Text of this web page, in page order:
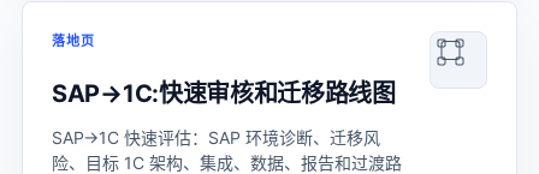
落地页
SAP→1C:快速审核和迁移路线图
SAP→1C 快速评估：SAP 环境诊断、迁移风
险、目标 1C 架构、集成、数据、报告和过渡路